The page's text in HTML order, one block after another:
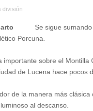
división
Se sigue sumando
Porcuna.
importante sobre el
de Lucena hace pocos
de la manera más
al descanso.